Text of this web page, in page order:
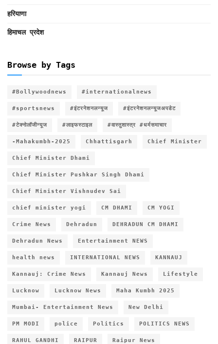
हरियाणा
हिमाचल प्रदेश
Browse by Tags
#Bollywoodnews #internationalnews
#sportsnews #इंटरनेशनलन्यूज #इंटरनेशनलन्यूजअपडेट
#टेक्नोलॉजीन्यूज #लाइफस्टाइल #वास्तुशास्त्र #धर्मसमाचार
-Mahakumbh-2025 Chhattisgarh Chief Minister
Chief Minister Dhami
Chief Minister Pushkar Singh Dhami
Chief Minister Vishnudev Sai
chief minister yogi CM DHAMI CM YOGI
Crime News Dehradun DEHRADUN CM DHAMI
Dehradun News Entertainment NEWS
health news INTERNATIONAL NEWS KANNAUJ
Kannauj: Crime News Kannauj News Lifestyle
Lucknow Lucknow News Maha Kumbh 2025
Mumbai- Entertainment News New Delhi
PM MODI police Politics POLITICS NEWS
RAHUL GANDHI RAIPUR Raipur News